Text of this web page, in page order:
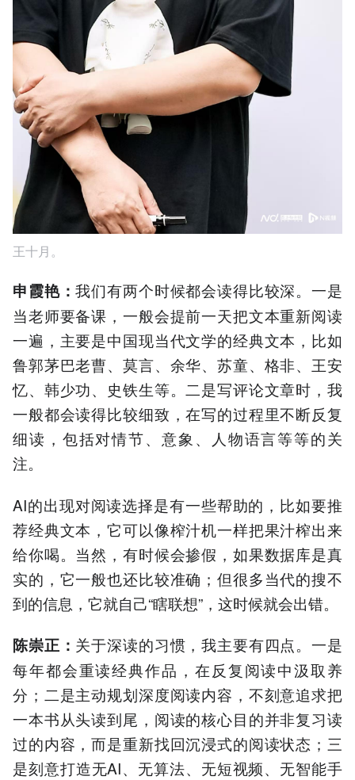
王十月。
申霞艳：我们有两个时候都会读得比较深。一是
当老师要备课，一般会提前一天把文本重新阅读
一遍，主要是中国现当代文学的经典文本，比如
鲁郭茅巴老曹、莫言、余华、苏童、格非、王安
忆、韩少功、史铁生等。二是写评论文章时，我
一般都会读得比较细致，在写的过程里不断反复
细读，包括对情节、意象、人物语言等等的关
注。
AI的出现对阅读选择是有一些帮助的，比如要推
荐经典文本，它可以像榨汁机一样把果汁榨出来
给你喝。当然，有时候会掺假，如果数据库是真
实的，它一般也还比较准确；但很多当代的搜不
到的信息，它就自己“瞎联想”，这时候就会出错。
陈崇正 ： 关于深读的习惯，我主要有四点。一是
每年都会重读经典作品，在反复阅读中汲取养
分；二是主动规划深度阅读内容，不刻意追求把
一本书从头读到尾，阅读的核心目的并非复习读
过的内容，而是重新找回沉浸式的阅读状态；三
是刻意打造无AI、无算法、无短视频、无智能手